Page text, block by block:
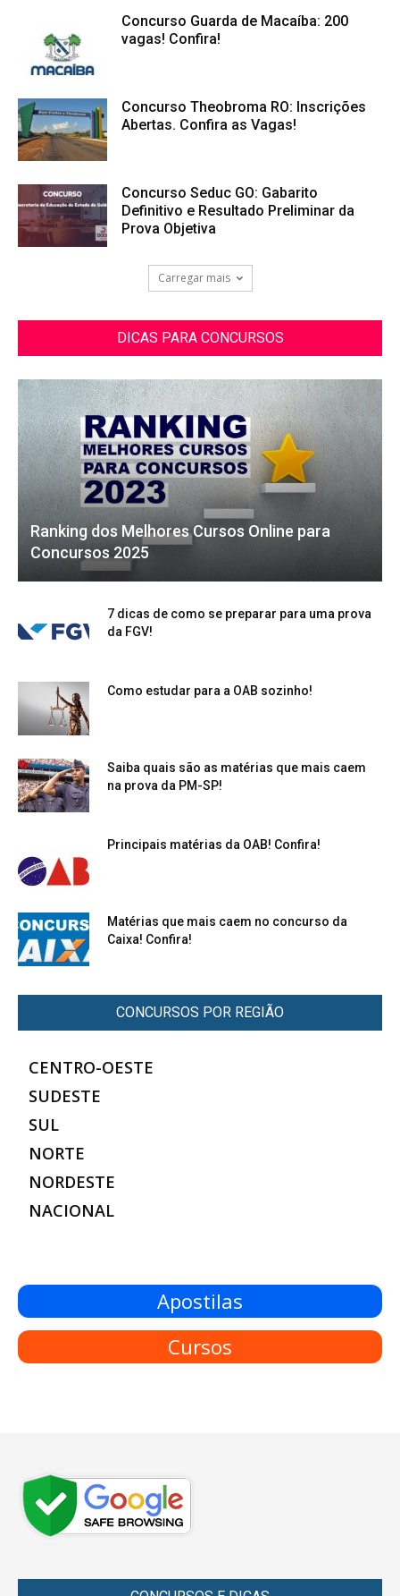
Concurso Guarda de Macaíba: 200
vagas! Confira!
Concurso Theobroma RO: Inscrições
Abertas. Confira as Vagas!
Concurso Seduc GO: Gabarito
Definitivo e Resultado Preliminar da
Prova Objetiva
Carregar mais
DICAS PARA CONCURSOS
Ranking dos Melhores Cursos Online para
Concursos 2025
7 dicas de como se preparar para uma prova
da FGV!
Como estudar para a OAB sozinho!
Saiba quais são as matérias que mais caem
na prova da PM-SP!
Principais matérias da OAB! Confira!
Matérias que mais caem no concurso da
Caixa! Confira!
CONCURSOS POR REGIÃO
CENTRO-OESTE
SUDESTE
SUL
NORTE
NORDESTE
NACIONAL
Apostilas
Cursos